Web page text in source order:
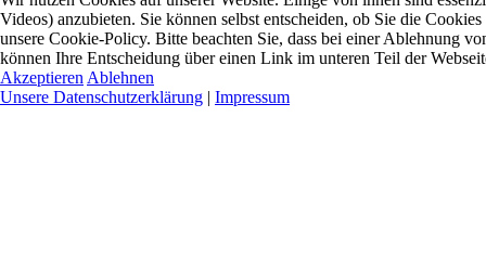
Videos) anzubieten. Sie können selbst entscheiden, ob Sie die
unsere Cookie-Policy. Bitte beachten Sie, dass bei einer Ablehnung
können Ihre Entscheidung über einen Link im unteren Teil der
Akzeptieren Ablehnen
Unsere Datenschutzerklärung | Impressum